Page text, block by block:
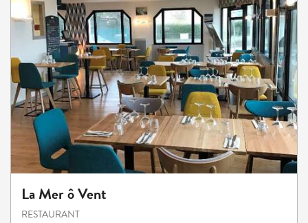
La Mer ô Vent
RESTAURANT